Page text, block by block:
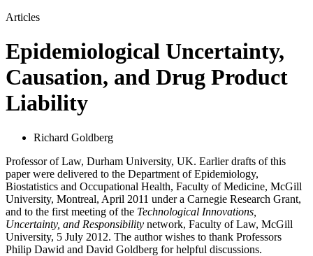
Articles
Epidemiological Uncertainty,
Causation, and Drug Product
Liability
Richard Goldberg
Professor of Law, Durham University, UK. Earlier drafts of this
paper were delivered to the Department of Epidemiology,
Biostatistics and Occupational Health, Faculty of Medicine, McGill
University, Montreal, April 2011 under a Carnegie Research Grant,
and to the first meeting of the Technological Innovations,
Uncertainty, and Responsibility network, Faculty of Law, McGill
University, 5 July 2012. The author wishes to thank Professors
Philip Dawid and David Goldberg for helpful discussions.